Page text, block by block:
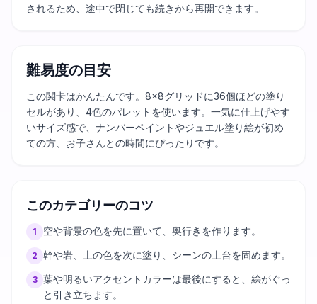
されるため、途中で閉じても続きから再開できます。
難易度の目安
この関卡はかんたんです。8×8グリッドに36個ほどの塗り
セルがあり、4色のパレットを使います。一気に仕上げやす
いサイズ感で、ナンバーペイントやジュエル塗り絵が初め
ての方、お子さんとの時間にぴったりです。
このカテゴリーのコツ
1 空や背景の色を先に置いて、奥行きを作ります。
2 幹や岩、土の色を次に塗り、シーンの土台を固めます。
3 葉や明るいアクセントカラーは最後にすると、絵がぐっ
と引き立ちます。